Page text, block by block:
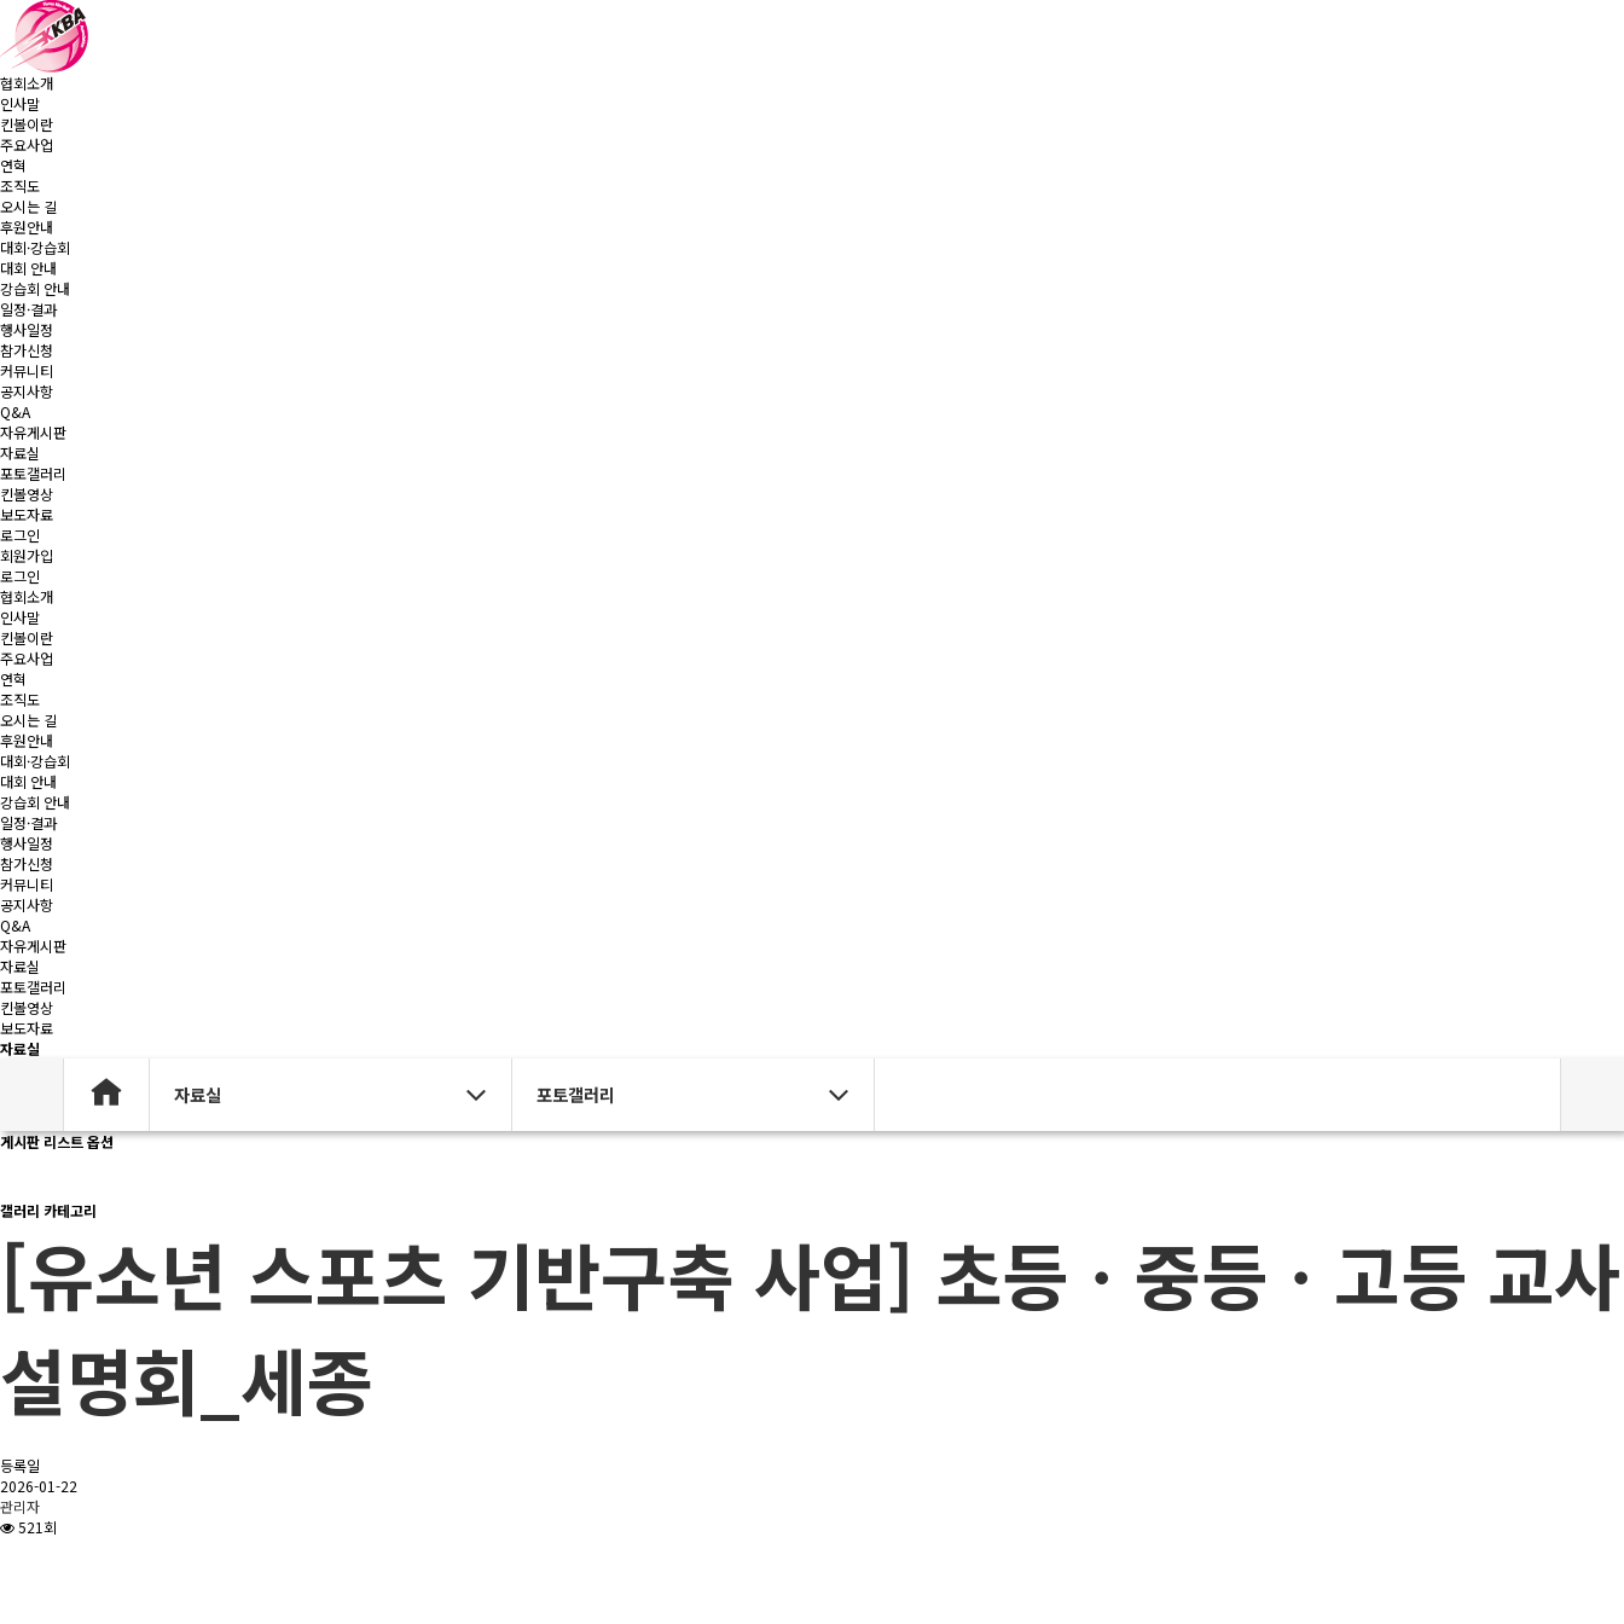
협회소개
인사말
킨볼이란
주요사업
연혁
조직도
오시는 길
후원안내
대회·강습회
대회 안내
강습회 안내
일정·결과
행사일정
참가신청
커뮤니티
공지사항
Q&A
자유게시판
자료실
포토갤러리
킨볼영상
보도자료
로그인
회원가입
로그인
협회소개
인사말
킨볼이란
주요사업
연혁
조직도
오시는 길
후원안내
대회·강습회
대회 안내
강습회 안내
일정·결과
행사일정
참가신청
커뮤니티
공지사항
Q&A
자유게시판
자료실
포토갤러리
킨볼영상
보도자료
자료실
자료실 포토갤러리
게시판 리스트 옵션
갤러리 카테고리
[유소년 스포츠 기반구축 사업] 초등ㆍ중등ㆍ고등 교사
설명회_세종
등록일
2026-01-22
관리자
521회